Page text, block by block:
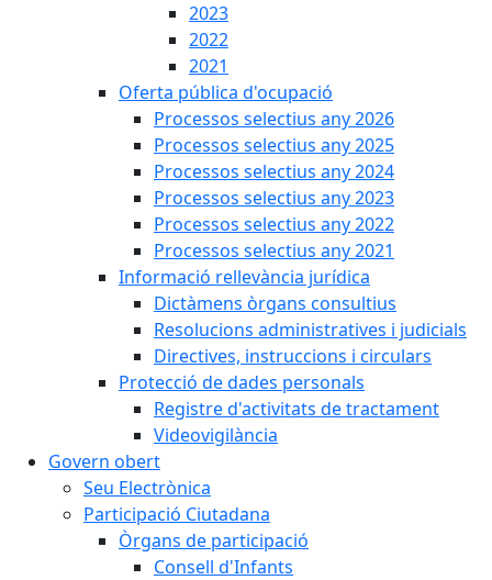
2023
2022
2021
Oferta pública d'ocupació
Processos selectius any 2026
Processos selectius any 2025
Processos selectius any 2024
Processos selectius any 2023
Processos selectius any 2022
Processos selectius any 2021
Informació rellevància jurídica
Dictàmens òrgans consultius
Resolucions administratives i judicials
Directives, instruccions i circulars
Protecció de dades personals
Registre d'activitats de tractament
Videovigilància
Govern obert
Seu Electrònica
Participació Ciutadana
Òrgans de participació
Consell d'Infants